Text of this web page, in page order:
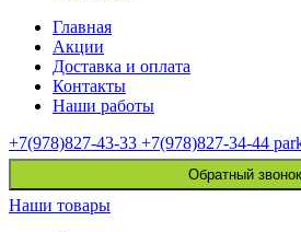
Главная
Акции
Доставка и оплата
Контакты
Наши работы
+7(978)827-43-33 +7(978)827-34-44
Обратный звонок
Наши товары